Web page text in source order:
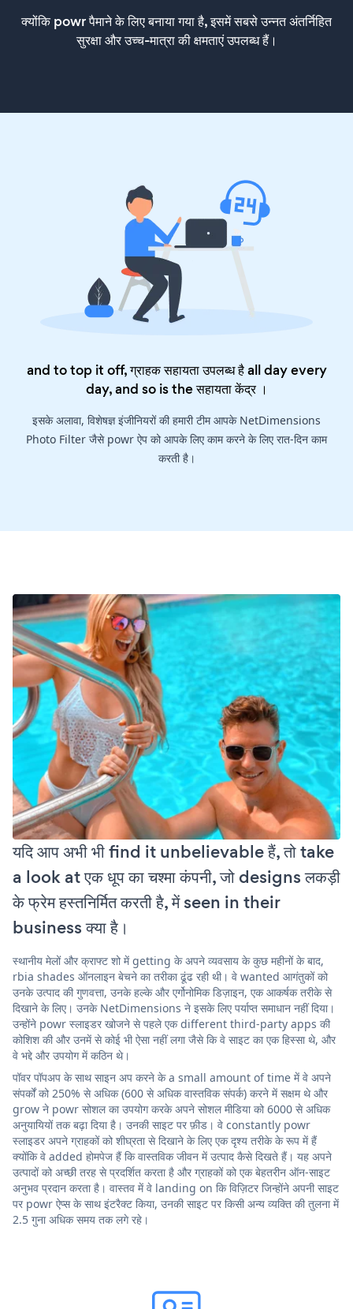
क्योंकि powr पैमाने के लिए बनाया गया है, इसमें सबसे उन्नत अंतर्निहित
सुरक्षा और उच्च-मात्रा की क्षमताएं उपलब्ध हैं।
and to top it off, ग्राहक सहायता उपलब्ध है all day every
day, and so is theसहायता केंद्र।
इसके अलावा, विशेषज्ञ इंजीनियरों की हमारी टीम आपके NetDimensions
Photo Filter जैसे powr ऐप को आपके लिए काम करने के लिए रात-दिन काम
करती है।
यदि आप अभी भी find it unbelievable हैं, तो take
a look at एक धूप का चश्मा कंपनी, जो designs लकड़ी
के फ्रेम हस्तनिर्मित करती है, में seen in their
business क्या है।
स्थानीय मेलों और क्राफ्ट शो में getting के अपने व्यवसाय के कुछ महीनों के बाद,
rbia shades ऑनलाइन बेचने का तरीका ढूंढ रही थी। वे wanted आगंतुकों को
उनके उत्पाद की गुणवत्ता, उनके हल्के और एर्गोनोमिक डिज़ाइन, एक आकर्षक तरीके से
दिखाने के लिए। उनके NetDimensions ने इसके लिए पर्याप्त समाधान नहीं दिया।
उन्होंने powr स्लाइडर खोजने से पहले एक different third-party apps की
कोशिश की और उनमें से कोई भी ऐसा नहीं लगा जैसे कि वे साइट का एक हिस्सा थे, और
वे भद्दे और उपयोग में कठिन थे।
पॉवर पॉपअप के साथ साइन अप करने के a small amount of time में वे अपने
संपर्कों को 250% से अधिक (600 से अधिक वास्तविक संपर्क) करने में सक्षम थे और
grow ने powr सोशल का उपयोग करके अपने सोशल मीडिया को 6000 से अधिक
अनुयायियों तक बढ़ा दिया है। उनकी साइट पर फ़ीड। वे constantly powr
स्लाइडर अपने ग्राहकों को शीघ्रता से दिखाने के लिए एक दृश्य तरीके के रूप में हैं
क्योंकि वे added होमपेज हैं कि वास्तविक जीवन में उत्पाद कैसे दिखते हैं। यह अपने
उत्पादों को अच्छी तरह से प्रदर्शित करता है और ग्राहकों को एक बेहतरीन ऑन-साइट
अनुभव प्रदान करता है। वास्तव में वे landing on कि विज़िटर जिन्होंने अपनी साइट
पर powr ऐप्स के साथ इंटरैक्ट किया, उनकी साइट पर किसी अन्य व्यक्ति की तुलना में
2.5 गुना अधिक समय तक लगे रहे।